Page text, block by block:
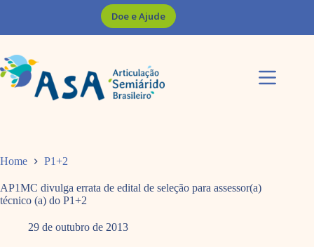
Doe e Ajude
Home P1+2
AP1MC divulga errata de edital de seleção para assessor(a)
técnico (a) do P1+2
29 de outubro de 2013